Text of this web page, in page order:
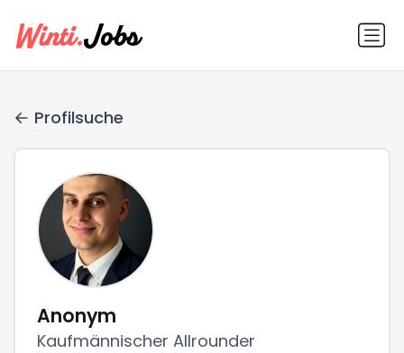
Profilsuche
Anonym
Kaufmännischer Allrounder